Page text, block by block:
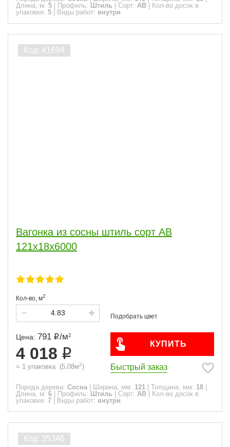
Длина, м: 5 Профиль: Штиль Сорт: АВ
Кол-во досок в
упаковке: 5 Виды работ: внутри
Вагонка из сосны штиль сорт АВ
121x18x6000
Кол-во, м2
Цена: 791 /м2
4 018
= 1 упаковка (5,08м2)
КУПИТЬ
Быстрый заказ
Порода дерева: Сосна Ширина, мм: 121 Толщина, мм: 18
Длина, м: 6 Профиль: Штиль Сорт: АВ
Кол-во досок в
упаковке: 7 Виды работ: внутри